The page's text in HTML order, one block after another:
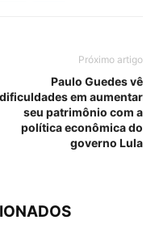
Próximo artigo
Paulo Guedes vê
dificuldades em aumentar
seu patrimônio com a
política econômica do
governo Lula